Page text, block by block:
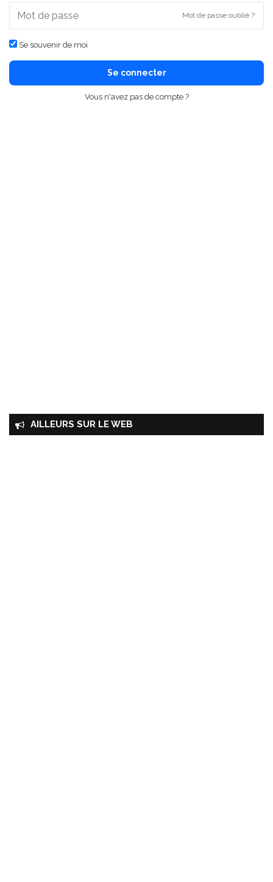
Mot de passe oublié ?
Se souvenir de moi
Se connecter
Vous n'avez pas de compte ?
AILLEURS SUR LE WEB